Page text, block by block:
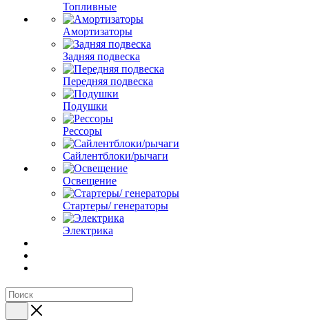
Топливные
Амортизаторы
Задняя подвеска
Передняя подвеска
Подушки
Рессоры
Сайлентблоки/рычаги
Освещение
Стартеры/ генераторы
Электрика